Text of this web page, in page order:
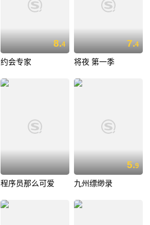
8.4
约会专家
7.4
将夜 第一季
程序员那么可爱
5.9
九州缥缈录